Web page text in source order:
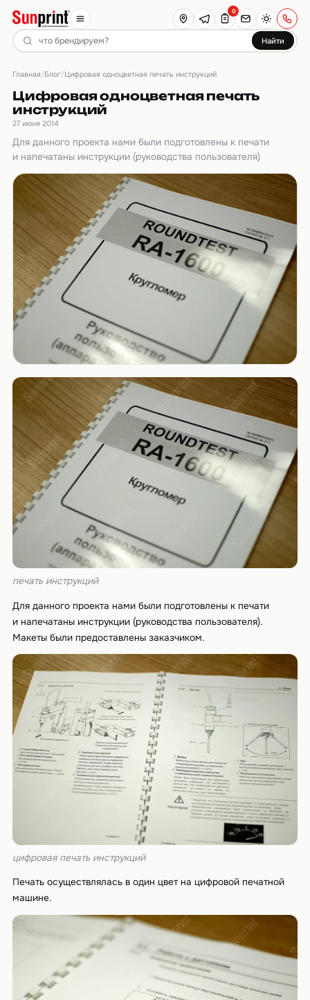
Найти
0
Главная/Блог/Цифровая одноцветная печать инструкций
Цифровая одноцветная печать
инструкций
27 июня 2014
Для данного проекта нами были подготовлены к печати
и напечатаны инструкции (руководства пользователя)
печать инструкций
Для данного проекта нами были подготовлены к печати
и напечатаны инструкции (руководства пользователя).
Макеты были предоставлены заказчиком.
цифровая печать инструкций
Печать осуществлялась в один цвет на цифровой печатной
машине.